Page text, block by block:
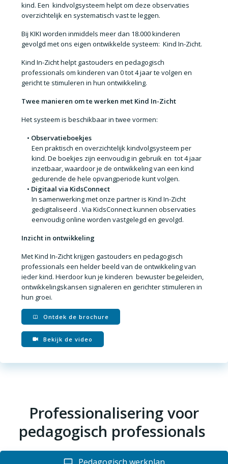
kind. Een kindvolgsysteem helpt om deze observaties
overzichtelijk en systematisch vast te leggen.
Bij KIKI worden inmiddels meer dan 18.000 kinderen
gevolgd met ons eigen ontwikkelde systeem: Kind In-Zicht.
Kind In-Zicht helpt gastouders en pedagogisch
professionals om kinderen van 0 tot 4 jaarte volgen en
gericht te stimuleren in hun ontwikkeling.
Twee manieren om te werken met Kind In-Zicht
Het systeem is beschikbaar in twee vormen:
Observatieboekjes
Een praktisch en overzichtelijk kindvolgsysteem per
kind. De boekjes zijn eenvoudig in gebruik en tot 4 jaar
inzetbaar, waardoor je de ontwikkeling van een kind
gedurende de hele opvangperiode kunt volgen.
Digitaal via KidsConnect
In samenwerking met onze partner is Kind In-Zicht
gedigitaliseerd . Via KidsConnect kunnen observaties
eenvoudigonline worden vastgelegd en gevolgd.
Inzicht in ontwikkeling
MetKind In-Zichtkrijgen gastouders en pedagogisch
professionals een helder beeld van de ontwikkeling van
ieder kind. Hierdoor kun je kinderen bewuster begeleiden,
ontwikkelingskansen signaleren en gerichter stimuleren in
hun groei.
Ontdek de brochure
Bekijk de video
Professionalisering voor
pedagogisch professionals